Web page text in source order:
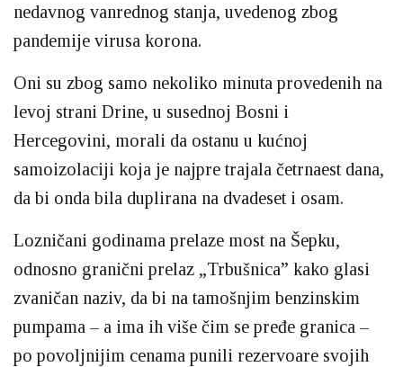
nedavnog vanrednog stanja, uvedenog zbog
pandemije virusa korona.
Oni su zbog samo nekoliko minuta provedenih na
levoj strani Drine, u susednoj Bosni i
Hercegovini, morali da ostanu u kućnoj
samoizolaciji koja je najpre trajala četrnaest dana,
da bi onda bila duplirana na dvadeset i osam.
Lozničani godinama prelaze most na Šepku,
odnosno granični prelaz „Trbušnica” kako glasi
zvaničan naziv, da bi na tamošnjim benzinskim
pumpama – a ima ih više čim se pređe granica –
po povoljnijim cenama punili rezervoare svojih